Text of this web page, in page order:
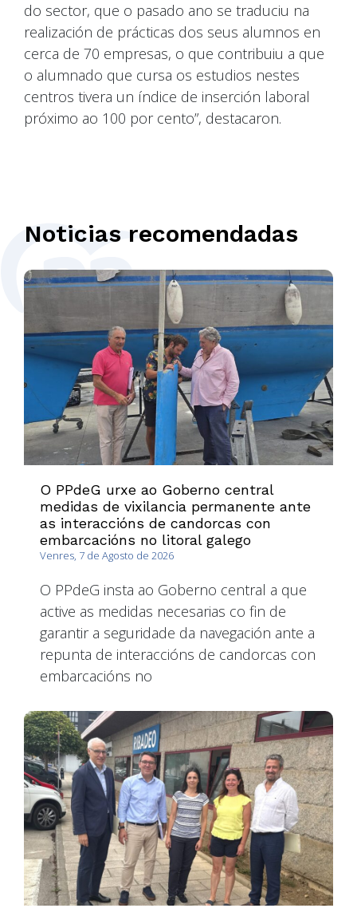
do sector, que o pasado ano se traduciu na
realización de prácticas dos seus alumnos en
cerca de 70 empresas, o que contribuiu a que
o alumnado que cursa os estudios nestes
centros tivera un índice de inserción laboral
próximo ao 100 por cento”, destacaron.
Noticias recomendadas
O PPdeG urxe ao Goberno central
medidas de vixilancia permanente ante
as interaccións de candorcas con
embarcacións no litoral galego
Venres, 7 de Agosto de 2026
O PPdeG insta ao Goberno central a que
active as medidas necesarias co fin de
garantir a seguridade da navegación ante a
repunta de interaccións de candorcas con
embarcacións no